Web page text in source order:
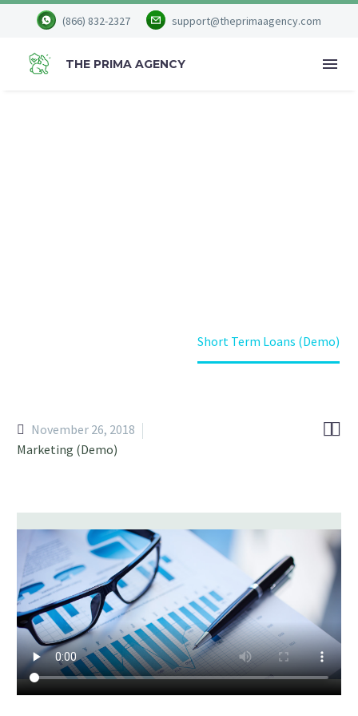
(866) 832-2327 support@theprimaagency.com
THE PRIMA AGENCY
Short Term Loans (Demo)

November 26, 2018
Marketing (Demo)